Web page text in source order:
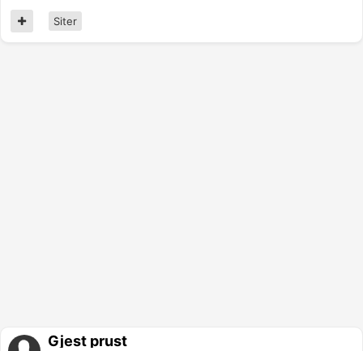
Siter
Gjest prust